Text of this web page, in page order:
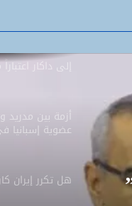
السفارة
إلى داكار
أزمة بين مدريد
عضوية إسبانيا
هل تكرر إيران